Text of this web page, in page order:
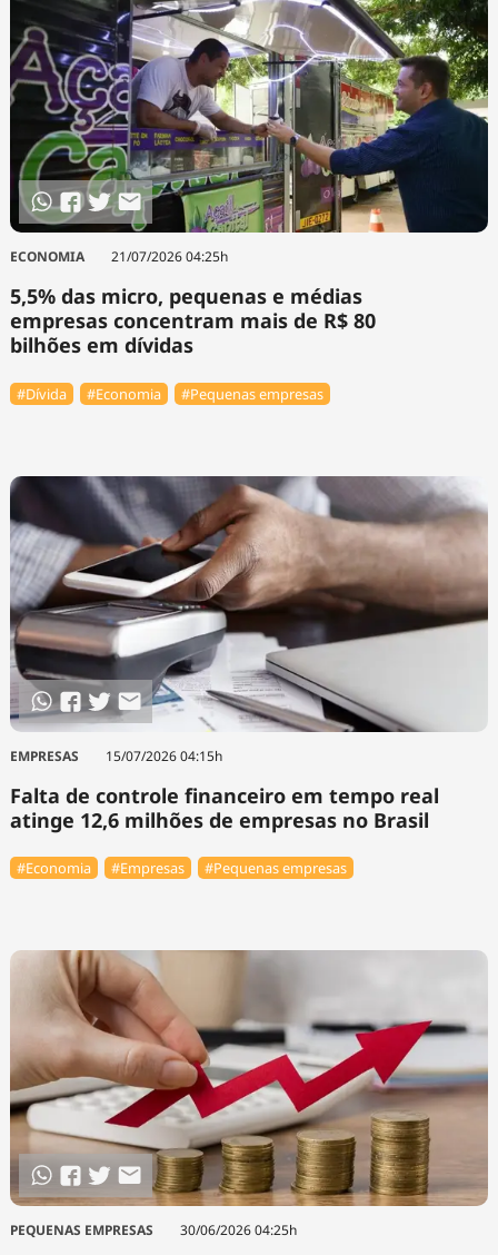
ECONOMIA 21/07/2026 04:25h
5,5% das micro, pequenas e médias
empresas concentram mais de R$ 80
bilhões em dívidas
#Dívida #Economia #Pequenas empresas
EMPRESAS 15/07/2026 04:15h
Falta de controle financeiro em tempo real
atinge 12,6 milhões de empresas no Brasil
#Economia #Empresas #Pequenas empresas
PEQUENAS EMPRESAS 30/06/2026 04:25h